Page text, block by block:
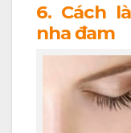
6. Cách
nha đam